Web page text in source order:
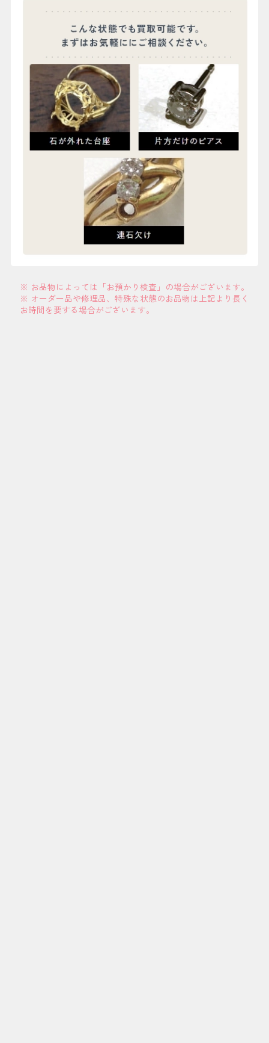
※ お品物によっては「お預かり検査」の場合がございます。
※ オーダー品や修理品、特殊な状態のお品物は上記より長く
お時間を要する場合がございます。